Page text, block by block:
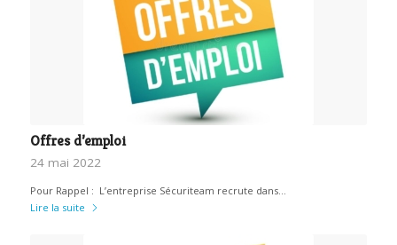
Offres d’emploi
24 mai 2022
Pour Rappel : L’entreprise Sécuriteam recrute dans…
Lire la suite